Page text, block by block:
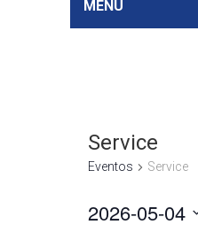
MENU
Service
Eventos Service
2026-05-04